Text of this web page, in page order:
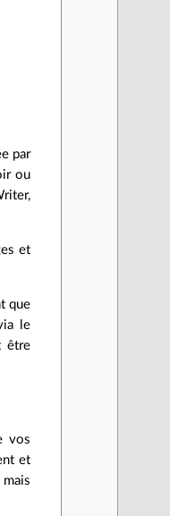
par
ou
et
que
le
être
vos
et